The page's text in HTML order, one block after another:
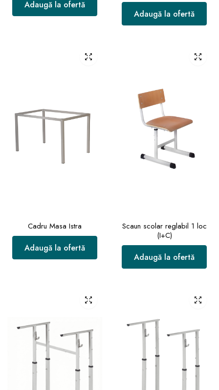
Adaugă la ofertă
Adaugă la ofertă
Cadru Masa Istra
Adaugă la ofertă
Scaun scolar reglabil 1 loc
(I+C)
Adaugă la ofertă